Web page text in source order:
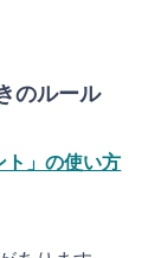
のルール
ト」の使い方